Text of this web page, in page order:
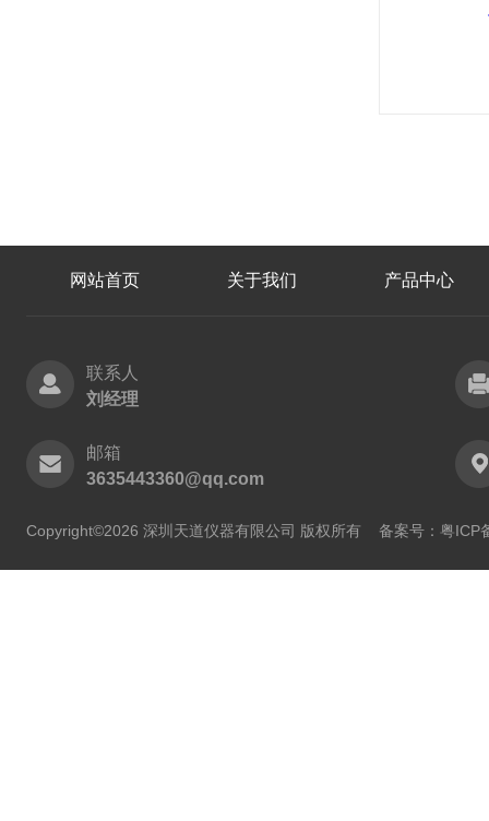
网站首页 关于我们 产品中心
联系人
刘经理
邮箱
3635443360@qq.com
Copyright©2026 深圳天道仪器有限公司 版权所有 备案号：粤ICP